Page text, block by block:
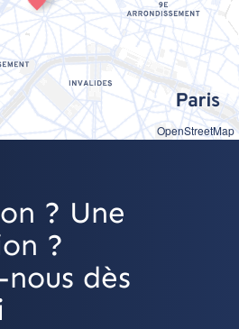
OpenStreetMap
? Une
?
dès